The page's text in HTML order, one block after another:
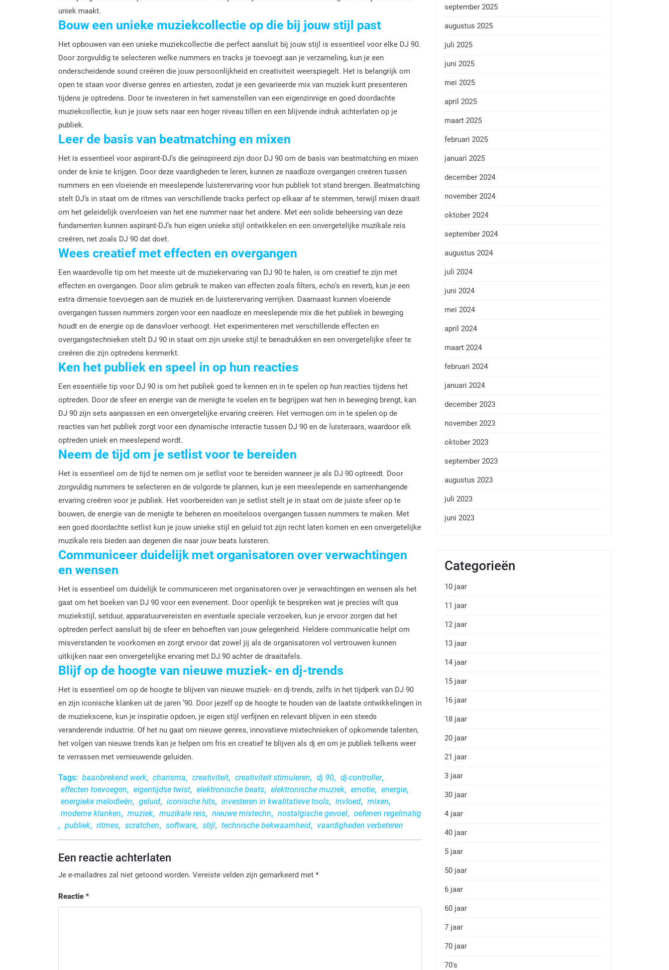
uniek maakt.
Bouw een unieke muziekcollectie op die bij jouw stijl past
Het opbouwen van een unieke muziekcollectie die perfect aansluit bij jouw stijl is essentieel voor elke DJ 90.
Door zorgvuldig te selecteren welke nummers en tracks je toevoegt aan je verzameling, kun je een
onderscheidende sound creëren die jouw persoonlijkheid en creativiteit weerspiegelt. Het is belangrijk om
open te staan voor diverse genres en artiesten, zodat je een gevarieerde mix van muziek kunt presenteren
tijdens je optredens. Door te investeren in het samenstellen van een eigenzinnige en goed doordachte
muziekcollectie, kun je jouw sets naar een hoger niveau tillen en een blijvende indruk achterlaten op je
publiek.
Leer de basis van beatmatching en mixen
Het is essentieel voor aspirant-DJ’s die geïnspireerd zijn door DJ 90 om de basis van beatmatching en mixen
onder de knie te krijgen. Door deze vaardigheden te leren, kunnen ze naadloze overgangen creëren tussen
nummers en een vloeiende en meeslepende luisterervaring voor hun publiek tot stand brengen. Beatmatching
stelt DJ’s in staat om de ritmes van verschillende tracks perfect op elkaar af te stemmen, terwijl mixen draait
om het geleidelijk overvloeien van het ene nummer naar het andere. Met een solide beheersing van deze
fundamenten kunnen aspirant-DJ’s hun eigen unieke stijl ontwikkelen en een onvergetelijke muzikale reis
creëren, net zoals DJ 90 dat doet.
Wees creatief met effecten en overgangen
Een waardevolle tip om het meeste uit de muziekervaring van DJ 90 te halen, is om creatief te zijn met
effecten en overgangen. Door slim gebruik te maken van effecten zoals filters, echo’s en reverb, kun je een
extra dimensie toevoegen aan de muziek en de luisterervaring verrijken. Daarnaast kunnen vloeiende
overgangen tussen nummers zorgen voor een naadloze en meeslepende mix die het publiek in beweging
houdt en de energie op de dansvloer verhoogt. Het experimenteren met verschillende effecten en
overgangstechnieken stelt DJ 90 in staat om zijn unieke stijl te benadrukken en een onvergetelijke sfeer te
creëren die zijn optredens kenmerkt.
Ken het publiek en speel in op hun reacties
Een essentiële tip voor DJ 90 is om het publiek goed te kennen en in te spelen op hun reacties tijdens het
optreden. Door de sfeer en energie van de menigte te voelen en te begrijpen wat hen in beweging brengt, kan
DJ 90 zijn sets aanpassen en een onvergetelijke ervaring creëren. Het vermogen om in te spelen op de
reacties van het publiek zorgt voor een dynamische interactie tussen DJ 90 en de luisteraars, waardoor elk
optreden uniek en meeslepend wordt.
Neem de tijd om je setlist voor te bereiden
Het is essentieel om de tijd te nemen om je setlist voor te bereiden wanneer je als DJ 90 optreedt. Door
zorgvuldig nummers te selecteren en de volgorde te plannen, kun je een meeslepende en samenhangende
ervaring creëren voor je publiek. Het voorbereiden van je setlist stelt je in staat om de juiste sfeer op te
bouwen, de energie van de menigte te beheren en moeiteloos overgangen tussen nummers te maken. Met
een goed doordachte setlist kun je jouw unieke stijl en geluid tot zijn recht laten komen en een onvergetelijke
muzikale reis bieden aan degenen die naar jouw beats luisteren.
Communiceer duidelijk met organisatoren over verwachtingen
en wensen
Het is essentieel om duidelijk te communiceren met organisatoren over je verwachtingen en wensen als het
gaat om het boeken van DJ 90 voor een evenement. Door openlijk te bespreken wat je precies wilt qua
muziekstijl, setduur, apparatuurvereisten en eventuele speciale verzoeken, kun je ervoor zorgen dat het
optreden perfect aansluit bij de sfeer en behoeften van jouw gelegenheid. Heldere communicatie helpt om
misverstanden te voorkomen en zorgt ervoor dat zowel jij als de organisatoren vol vertrouwen kunnen
uitkijken naar een onvergetelijke ervaring met DJ 90 achter de draaitafels.
Blijf op de hoogte van nieuwe muziek- en dj-trends
Het is essentieel om op de hoogte te blijven van nieuwe muziek- en dj-trends, zelfs in het tijdperk van DJ 90
en zijn iconische klanken uit de jaren ’90. Door jezelf op de hoogte te houden van de laatste ontwikkelingen in
de muziekscene, kun je inspiratie opdoen, je eigen stijl verfijnen en relevant blijven in een steeds
veranderende industrie. Of het nu gaat om nieuwe genres, innovatieve mixtechnieken of opkomende talenten,
het volgen van nieuwe trends kan je helpen om fris en creatief te blijven als dj en om je publiek telkens weer
te verrassen met vernieuwende geluiden.
Tags: baanbrekend werk, charisma, creativiteit, creativiteit stimuleren, dj 90, dj-controller,
effecten toevoegen, eigentijdse twist, elektronische beats, elektronische muziek, emotie, energie,
energieke melodieën, geluid, iconische hits, investeren in kwalitatieve tools, invloed, mixen,
moderne klanken, muziek, muzikale reis, nieuwe mixtechn, nostalgische gevoel, oefenen regelmatig
, publiek, ritmes, scratchen, software, stijl, technische bekwaamheid, vaardigheden verbeteren
Een reactie achterlaten
Je e-mailadres zal niet getoond worden. Vereiste velden zijn gemarkeerd met *
Reactie *
september 2025
augustus 2025
juli 2025
juni 2025
mei 2025
april 2025
maart 2025
februari 2025
januari 2025
december 2024
november 2024
oktober 2024
september 2024
augustus 2024
juli 2024
juni 2024
mei 2024
april 2024
maart 2024
februari 2024
januari 2024
december 2023
november 2023
oktober 2023
september 2023
augustus 2023
juli 2023
juni 2023
Categorieën
10 jaar
11 jaar
12 jaar
13 jaar
14 jaar
15 jaar
16 jaar
18 jaar
20 jaar
21 jaar
3 jaar
30 jaar
4 jaar
40 jaar
5 jaar
50 jaar
6 jaar
60 jaar
7 jaar
70 jaar
70's